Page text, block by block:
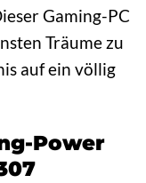
Gaming-PC
Träume zu
auf ein völlig
Power